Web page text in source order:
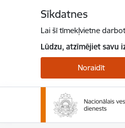
Sīkdatnes
Lai šī tīmekļvietne
Lūdzu, atzīmējiet savu
Noraidīt